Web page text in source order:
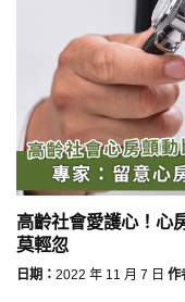
高齡社會愛護心！心
莫輕忽
日期： 2022 年 11 月 7 日 作